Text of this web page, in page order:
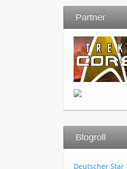
Partner
Blogroll
Deutscher Star